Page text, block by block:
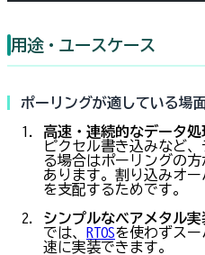
用途・ユースケース
ポーリングが適している場
高速・連続的なデータ処
ピクセル書き込みなど
る場合はポーリングの
あります。割り込みオ
を支配するためです。
シンプルなベアメタル実
では、 RTOSを使わずス
速に実装できます。